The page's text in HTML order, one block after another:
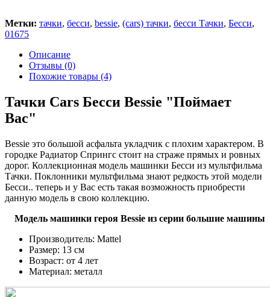
Метки: тачки, бесси, bessie, (cars) тачки, бесси Тачки, Бесси,
01675
Описание
Отзывы (0)
Похожие товары (4)
Тачки Cars Бесси Bessie "Поймает
Вас"
Bessie это большой асфальта укладчик с плохим характером. В
городке Радиатор Спрингс стоит на страже прямых и ровных
дорог. Коллекционная модель машинки Бесси из мультфильма
Тачки. Поклонники мультфильма знают редкость этой модели
Бесси.. теперь и у Вас есть такая возможность приобрести
данную модель в свою коллекцию.
Модель машинки героя Bessie из серии большие машины
Производитель: Mattel
Размер: 13 см
Возраст: от 4 лет
Материал: металл